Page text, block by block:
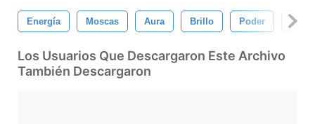
Energía Moscas Aura Brillo Poder Goku
Los Usuarios Que Descargaron Este Archivo
También Descargaron